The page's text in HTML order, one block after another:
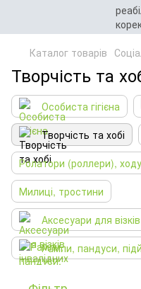
Каталог товарів
Творчість та
Особиста гігієна
Творчість та хобі
Ролатори (роллери),
Милиці, тростини
Аксесуари для
Рампи, пандуси,